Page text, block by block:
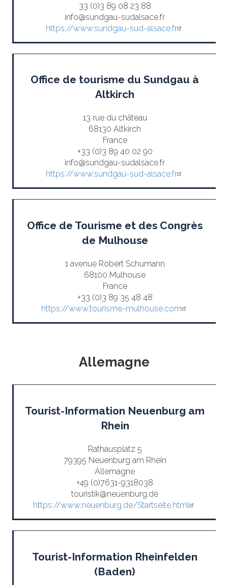
33 (0)3 89 08 23 88
info@sundgau-sudalsace.fr
https://www.sundgau-sud-alsace.fr
Office de tourisme du Sundgau à
Altkirch
13 rue du château
68130 Altkirch
France
+33 (0)3 89 40 02 90
info@sundgau-sudalsace.fr
https://www.sundgau-sud-alsace.fr
Office de Tourisme et des Congrès
de Mulhouse
1 avenue Robert Schumann
68100 Mulhouse
France
+33 (0)3 89 35 48 48
https://www.tourisme-mulhouse.com
Allemagne
Tourist-Information Neuenburg am
Rhein
Rathausplatz 5
79395 Neuenburg am Rhein
Allemagne
+49 (0)7631-9318038
touristik@neuenburg.de
https://www.neuenburg.de/Startseite.html
Tourist-Information Rheinfelden
(Baden)